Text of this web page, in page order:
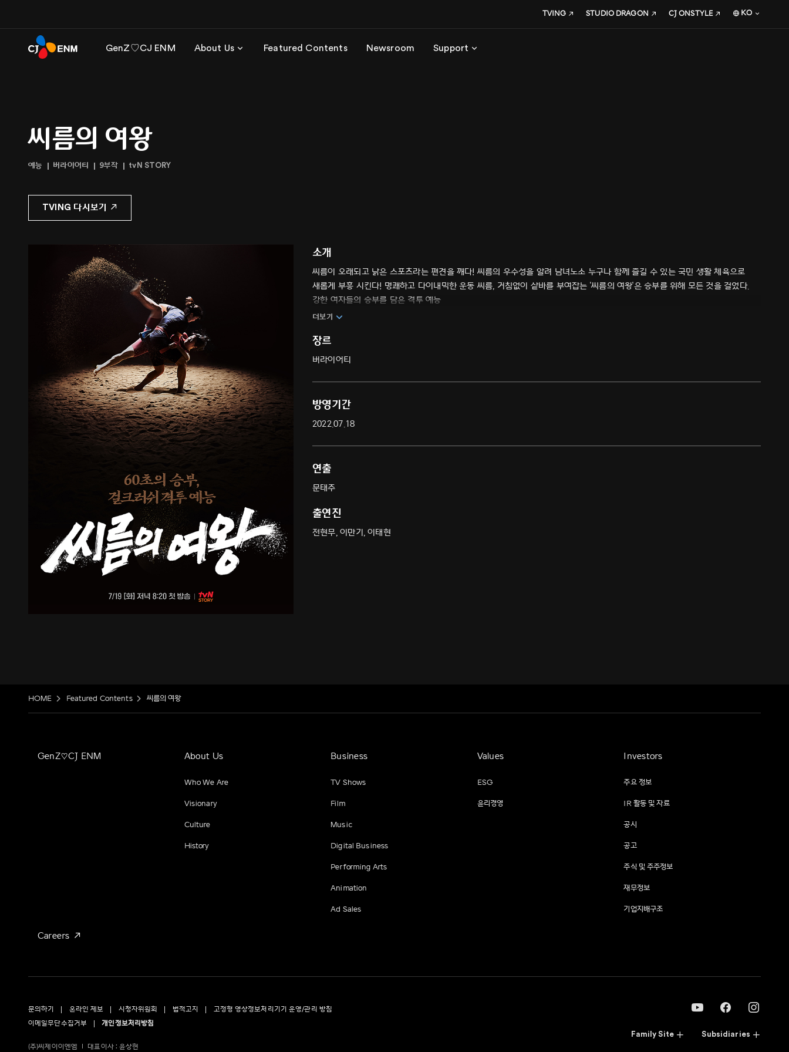
GenZ♡CJ ENM About Us Featured Contents Newsroom Support
TVING STUDIO DRAGON CJ ONSTYLE KO
씨름의 여왕
예능 버라이어티 9부작 tvN STORY
TVING 다시보기
소개
씨름이 오래되고 낡은 스포츠라는 편견을 깨다! 씨름의 우수성을 알려 남녀노소 누구나 함께 즐길 수 있는 국민 생활 체육으로
새롭게 부흥 시킨다! 명쾌하고 다이내믹한 운동 씨름, 거침없이 샅바를 부여잡는 '씨름의 여왕'은 승부를 위해 모든 것을 걸었다.
강한 여자들의 승부를 담은 격투 예능
더보기
장르
버라이어티
방영기간
2022.07.18
연출
문태주
출연진
전현무, 이만기, 이태현
HOME Featured Contents 씨름의 여왕
GenZ♡CJ ENM About Us
Who We Are
Visionary
Culture
History
Business
TV Shows
Film
Music
Digital Business
Performing Arts
Animation
Ad Sales
Values
ESG
윤리경영
Investors
주요 정보
IR 활동 및 자료
공시
공고
주식 및 주주정보
재무정보
기업지배구조
Careers
문의하기 온라인 제보 시청자위원회 법적고지
고정형 영상정보처리기기 운영/관리 방침
이메일무단수집거부
개인정보처리방침
Family Site Subsidiaries
(주)씨제이이엔엠 대표이사 : 윤상현